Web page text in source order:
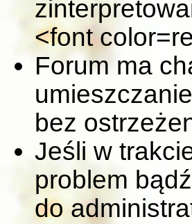
<font
Forum ma
bez
Jeśli w
problem
do